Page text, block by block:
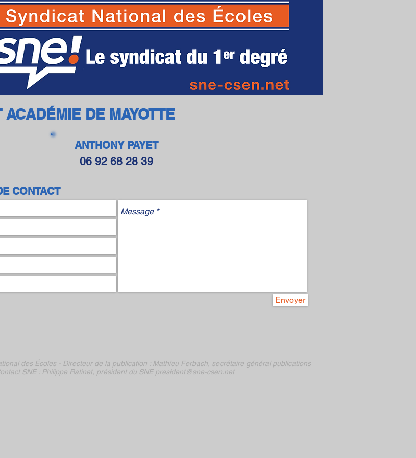
ACADÉMIE DE MAYOTTE
ANTHONY PAYET
06 92 68 28 39
CONTACT
Envoyer
SNE - Syndicat National des Ecoles
des Écoles - Directeur de la publication : Mathieu Ferbach, secrétaire général publications
SNE : Philippe Ratinet, président du SNEpresident@sne-csen.net